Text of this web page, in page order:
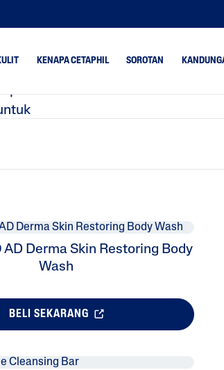
Bayi
Sensitif
Optimal Hydration
PRO Acne Prone
KENAPA CETAPHIL SOROTAN
AD Derma Skin Restoring Body
Wash
BELI SEKARANG